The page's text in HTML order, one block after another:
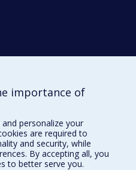
importance of
personalize your
are required to
and security, while
By accepting all, you
to better serve you.